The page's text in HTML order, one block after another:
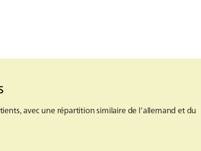
avec une répartition similaire de l’allemand et du
de la communication en tant qu’élément central